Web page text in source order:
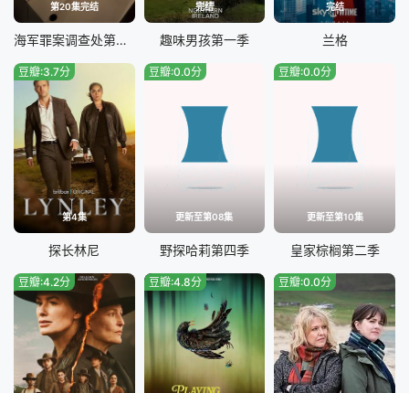
第20集完结
海军罪案调查处第二十三季
完结
趣味男孩第一季
完结
兰格
第4集
豆瓣:3.7分
探长林尼
更新至第08集
豆瓣:0.0分
野探哈莉第四季
更新至第10集
豆瓣:0.0分
皇家棕榈第二季
豆瓣:4.2分 豆瓣:4.8分 豆瓣:0.0分